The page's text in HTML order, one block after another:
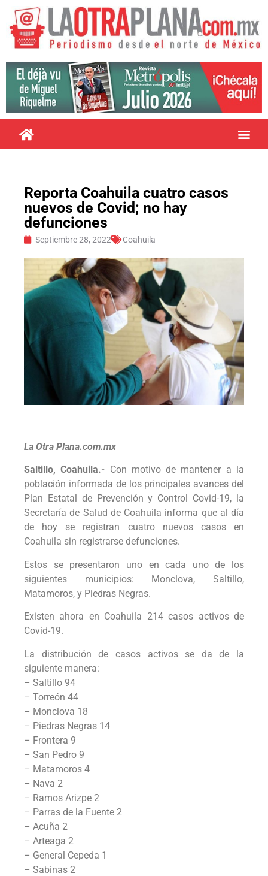
Reporta Coahuila cuatro casos
nuevos de Covid; no hay
defunciones
Septiembre 28, 2022 Coahuila
La Otra Plana.com.mx
Saltillo, Coahuila.- Con motivo de mantener a la
población informada de los principales avances del
Plan Estatal de Prevención y Control Covid-19, la
Secretaría de Salud de Coahuila informa que al día
de hoy se registran cuatro nuevos casos en
Coahuila sin registrarse defunciones.
Estos se presentaron uno en cada uno de los
siguientes municipios: Monclova, Saltillo,
Matamoros, y Piedras Negras.
Existen ahora en Coahuila 214 casos activos de
Covid-19.
La distribución de casos activos se da de la
siguiente manera:
– Saltillo 94
– Torreón 44
– Monclova 18
– Piedras Negras 14
– Frontera 9
– San Pedro 9
– Matamoros 4
– Nava 2
– Ramos Arizpe 2
– Parras de la Fuente 2
– Acuña 2
– Arteaga 2
– General Cepeda 1
– Sabinas 2